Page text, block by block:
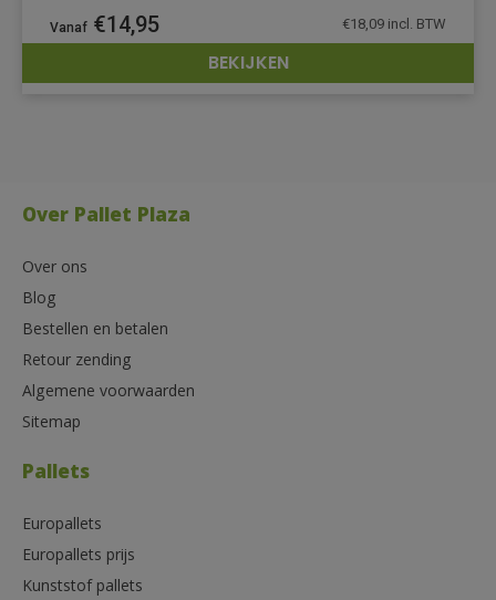
DETAILS
€14,95 €18,09 incl. BTW
BEKIJKEN
Over Pallet Plaza
Over ons
Blog
Bestellen en betalen
Retour zending
Algemene voorwaarden
Sitemap
Pallets
Europallets
Europallets prijs
Kunststof pallets